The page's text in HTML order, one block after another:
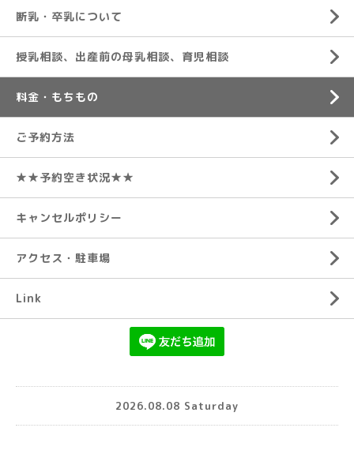
断乳・卒乳について
授乳相談、出産前の母乳相談、育児相談
料金・もちもの
ご予約方法
★★予約空き状況★★
キャンセルポリシー
アクセス・駐車場
Link
2026.08.08 Saturday